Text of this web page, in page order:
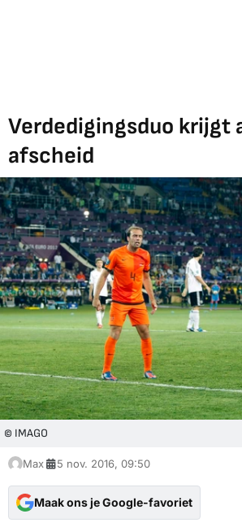
Verdedigingsduo krijgt
afscheid
© IMAGO
Max 5 nov. 2016, 09:50
Maak ons je Google-favoriet